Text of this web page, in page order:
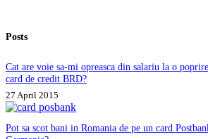
Posts
Cat are voie sa-mi opreasca din salariu la o
card de credit BRD?
27 April 2015
Pot sa scot bani in Romania de pe un card